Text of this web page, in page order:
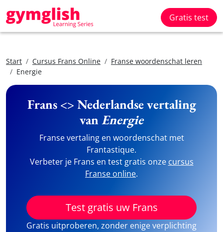
Gratis test
Start Cursus Frans Online
Franse woordenschat leren
Energie
Frans <> Nederlandse vertaling
vanEnergie
Franse vertaling en woordenschat met
Frantastique.
Verbeter je Frans en test gratis onze cursus
Franse online.
Test gratis uw Frans
Gratis uitproberen, zonder enige verplichting